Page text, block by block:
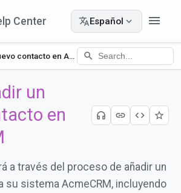
Center translateEspañol expand_more menu
Cómo añadir un nuevo contacto en AcmeCRM search
un
en
headphones link code star_border
a través del proceso de añadir un
su sistema AcmeCRM, incluyendo